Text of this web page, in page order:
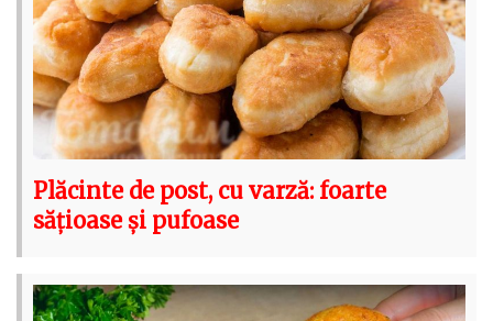
Plăcinte de post, cu varză: foarte
sățioase și pufoase